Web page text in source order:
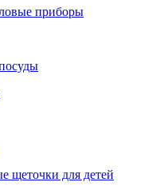
приборы
щеточки для детей